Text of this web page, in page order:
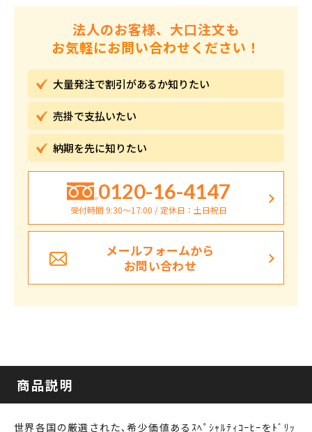
法人のお客様、大口注文も
お気軽にお問い合わせください！
大量発注で割引があるか知りたい
売掛で支払いたい
納期を先に知りたい
0120-16-4147
受付時間 9:30〜17:00 / 定休日：土日祝日
メールフォームから
お問い合わせ
商品説明
世界各国の厳選された､希少価値あるｽﾍﾟｼｬﾙﾃｨｺｰﾋｰをﾄﾞﾘｯ